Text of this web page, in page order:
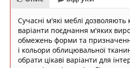
Сучасні м'які меблі дозволяють
варіанти поєднання м'яких
обмежень форми та
і кольори облицювальної
обрати цікаві варіанти для